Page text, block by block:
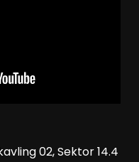
02, Sektor 14.4